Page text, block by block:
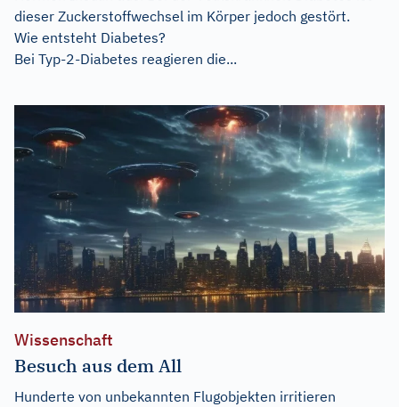
dieser Zuckerstoffwechsel im Körper jedoch gestört.
Wie entsteht Diabetes?
Bei Typ-2-Diabetes reagieren die...
Wissenschaft
Besuch aus dem All
Hunderte von unbekannten Flugobjekten irritieren